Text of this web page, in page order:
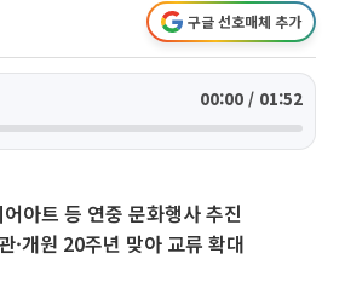
구글 선호매체 추가
00:00 / 01:52
어아트 등 연중 문화행사 추진
·개원 20주년 맞아 교류 확대